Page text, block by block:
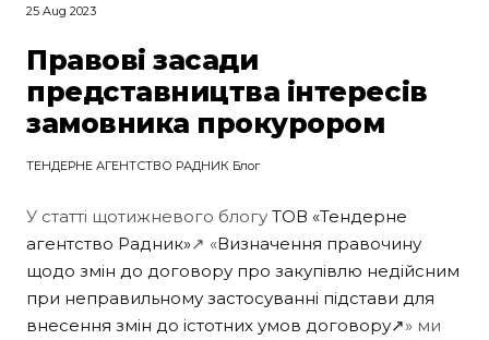
25 Aug 2023
Правові засади
представництва інтересів
замовника прокурором
ТЕНДЕРНЕ АГЕНТСТВО РАДНИК Блог
У статті щотижневого блогу ТОВ «Тендерне
агентство Радник»↗ «Визначення правочину
щодо змін до договору про закупівлю недійсним
при неправильному застосуванні підстави для
внесення змін до істотних умов договору↗» ми